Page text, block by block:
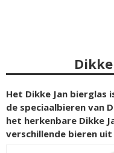
Het Dikke Jan bierglas
de speciaalbieren van
het herkenbare Dikke
verschillende bieren